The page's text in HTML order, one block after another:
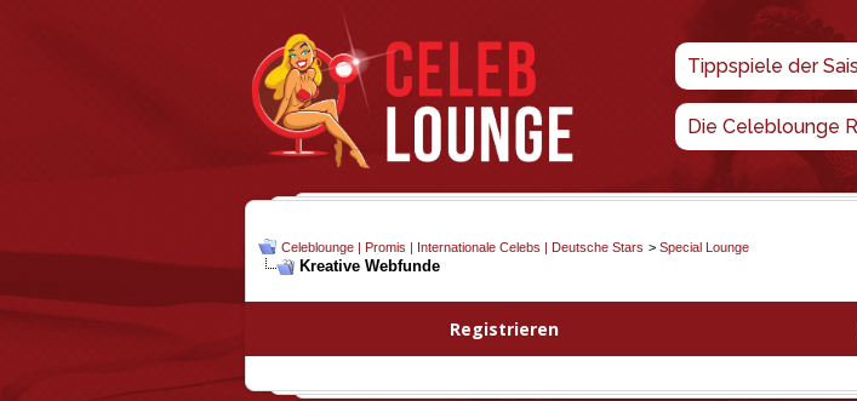
Tippspiele der
Die Celeblounge
Celeblounge | Promis | Internationale Celebs | Deutsche Stars > Special Lounge
Kreative Webfunde
Registrieren